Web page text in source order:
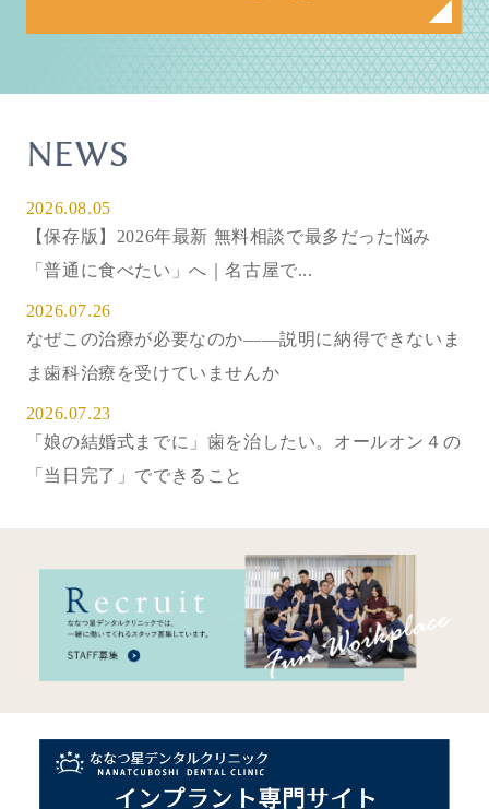
NEWS
2026.08.05
【保存版】2026年最新 無料相談で最多だった悩み
「普通に食べたい」へ｜名古屋で...
2026.07.26
なぜこの治療が必要なのか——説明に納得できないま
ま歯科治療を受けていませんか
2026.07.23
「娘の結婚式までに」歯を治したい。オールオン４の
「当日完了」でできること